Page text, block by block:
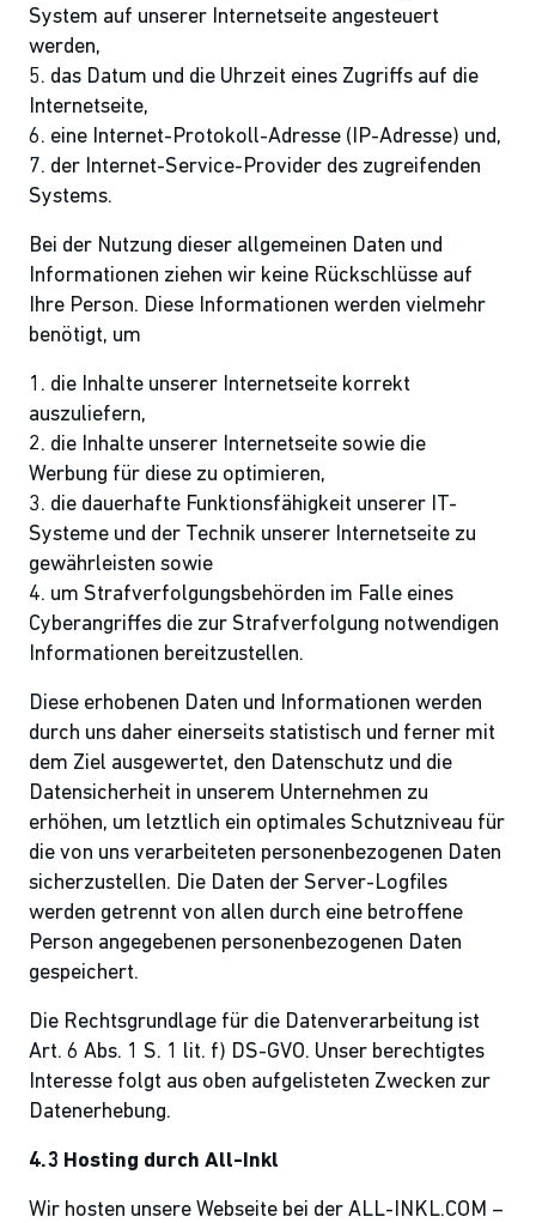
System auf unserer Internetseite angesteuert
werden,
5. das Datum und die Uhrzeit eines Zugriffs auf die
Internetseite,
6. eine Internet-Protokoll-Adresse (IP-Adresse) und,
7. der Internet-Service-Provider des zugreifenden
Systems.
Bei der Nutzung dieser allgemeinen Daten und
Informationen ziehen wir keine Rückschlüsse auf
Ihre Person. Diese Informationen werden vielmehr
benötigt, um
1. die Inhalte unserer Internetseite korrekt
auszuliefern,
2. die Inhalte unserer Internetseite sowie die
Werbung für diese zu optimieren,
3. die dauerhafte Funktionsfähigkeit unserer IT-
Systeme und der Technik unserer Internetseite zu
gewährleisten sowie
4. um Strafverfolgungsbehörden im Falle eines
Cyberangriffes die zur Strafverfolgung notwendigen
Informationen bereitzustellen.
Diese erhobenen Daten und Informationen werden
durch uns daher einerseits statistisch und ferner mit
dem Ziel ausgewertet, den Datenschutz und die
Datensicherheit in unserem Unternehmen zu
erhöhen, um letztlich ein optimales Schutzniveau für
die von uns verarbeiteten personenbezogenen Daten
sicherzustellen. Die Daten der Server-Logfiles
werden getrennt von allen durch eine betroffene
Person angegebenen personenbezogenen Daten
gespeichert.
Die Rechtsgrundlage für die Datenverarbeitung ist
Art. 6 Abs. 1 S. 1 lit. f) DS-GVO. Unser berechtigtes
Interesse folgt aus oben aufgelisteten Zwecken zur
Datenerhebung.
4.3 Hosting durch All-Inkl
Wir hosten unsere Webseite bei der ALL-INKL.COM –